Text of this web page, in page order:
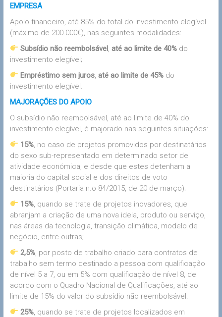
EMPRESA
Apoio financeiro, até 85% do total do investimento elegível
(máximo de 200.000€), nas seguintes modalidades:
Subsídio não reembolsável, até ao limite de 40% do
investimento elegível;
Empréstimo sem juros, até ao limite de 45% do
investimento elegível.
MAJORAÇÕES DO APOIO
O subsídio não reembolsável, até ao limite de 40% do
investimento elegível, é majorado nas seguintes situações:
15%, no caso de projetos promovidos por destinatários
do sexo sub-representado em determinado setor de
atividade económica, e desde que estes detenham a
maioria do capital social e dos direitos de voto
destinatários (Portaria n.o 84/2015, de 20 de março);
15%, quando se trate de projetos inovadores, que
abranjam a criação de uma nova ideia, produto ou serviço,
nas áreas da tecnologia, transição climática, modelo de
negócio, entre outras;
2,5%, por posto de trabalho criado para contratos de
trabalho sem termo destinado a pessoa com qualificação
de nível 5 a 7, ou em 5% com qualificação de nível 8, de
acordo com o Quadro Nacional de Qualificações, até ao
limite de 15% do valor do subsídio não reembolsável.
25%, quando se trate de projetos localizados em